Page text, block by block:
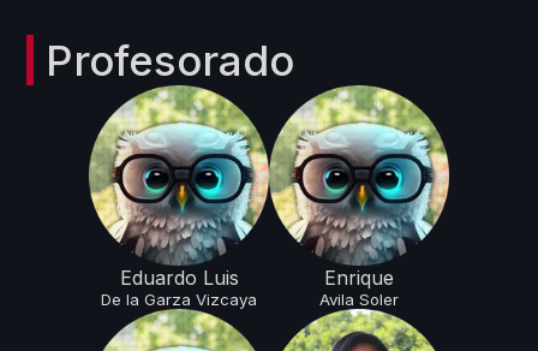
Profesorado
Eduardo Luis
De la Garza Vizcaya
Enrique
Avila Soler